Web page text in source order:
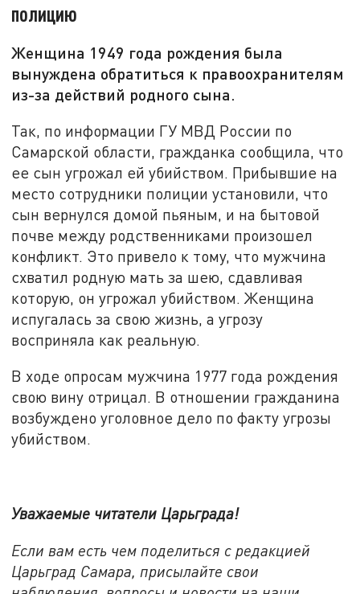
полицию
Женщина 1949 года рождения была
вынуждена обратиться к правоохранителям
из-за действий родного сына.
Так, по информации ГУ МВД России по
Самарской области, гражданка сообщила, что
ее сын угрожал ей убийством. Прибывшие на
место сотрудники полиции установили, что
сын вернулся домой пьяным, и на бытовой
почве между родственниками произошел
конфликт. Это привело к тому, что мужчина
схватил родную мать за шею, сдавливая
которую, он угрожал убийством. Женщина
испугалась за свою жизнь, а угрозу
восприняла как реальную.
В ходе опросам мужчина 1977 года рождения
свою вину отрицал. В отношении гражданина
возбуждено уголовное дело по факту угрозы
убийством.
Уважаемые читатели Царьграда!
Если вам есть чем поделиться с редакцией
Царьград Самара, присылайте свои